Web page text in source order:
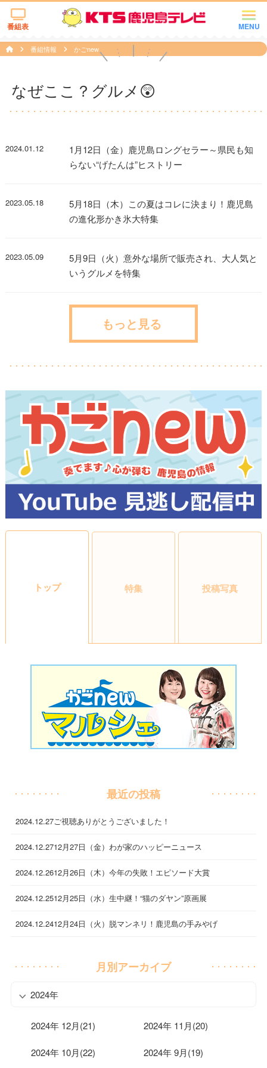
MENU
番組表
番組情報 かごnew
なぜここ？グルメ😲
2024.01.12
1月12日（金）鹿児島ロングセラー～県民も知
らない“げたんは”ヒストリー
2023.05.18
5月18日（木）この夏はコレに決まり！鹿児島
の進化形かき氷大特集
2023.05.09
5月9日（火）意外な場所で販売され、大人気と
いうグルメを特集
もっと見る
トップ 特集 投稿写真
最近の投稿
2024.12.27ご視聴ありがとうございました！
2024.12.2712月27日（金）わが家のハッピーニュース
2024.12.2612月26日（木）今年の失敗！エピソード大賞
2024.12.2512月25日（水）生中継！“猫のダヤン”原画展
2024.12.2412月24日（火）脱マンネリ！鹿児島の手みやげ
月別アーカイブ
2024年
2024年 12月(21) 2024年 11月(20)
2024年 10月(22) 2024年 9月(19)